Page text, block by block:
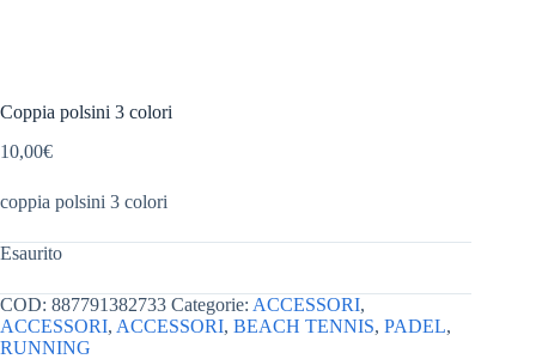
Coppia polsini 3 colori
10,00€
coppia polsini 3 colori
Esaurito
COD: 887791382733 Categorie: ACCESSORI,
ACCESSORI, ACCESSORI, BEACH TENNIS, PADEL,
RUNNING